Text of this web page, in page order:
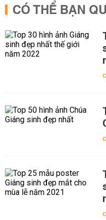
CÓ THỂ BẠN